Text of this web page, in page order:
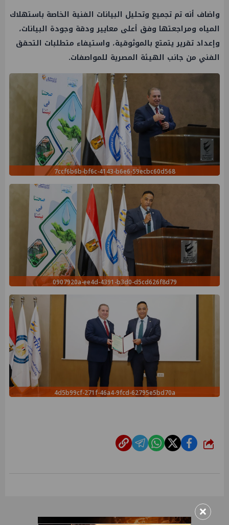
واضاف أنه تم تجميع وتحليل البيانات الفنية الخاصة باستهلاك
المياه ومراجعتها وفق أعلى معايير ودقة وجودة البيانات،
وإعداد تقرير يتمتع بالموثوقية، واستيفاء متطلبات التحقق
الفني من جانب الهيئة المصرية للمواصفات.
7ccf6b6b-bf6c-4143-b6e6-59ecbc60d568
0907920a-ee4d-4391-b3d0-d5cd626f8d79
4d5b99cf-271f-46a4-9fcd-62795e5bd70a
شارك
×